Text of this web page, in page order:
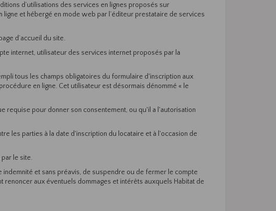
d’utilisations des services en lignes proposés sur
et hébergé en mode web par l’éditeur prestataire de services
d’accueil du site.
internet, utilisateur des services internet proposés par la
tous les champs obligatoires du formulaire d'inscription aux
en ligne. Cet utilisateur est désormais dénommé « le
requise pour donner son consentement, ou qu'il a l'autorisation
les parties à la date d'inscription du locataire et à l'occasion de
le site.
indemnité et sans préavis, de suspendre ou de fermer le compte
aux éventuels dommages et intérêts auxquels Habitat de